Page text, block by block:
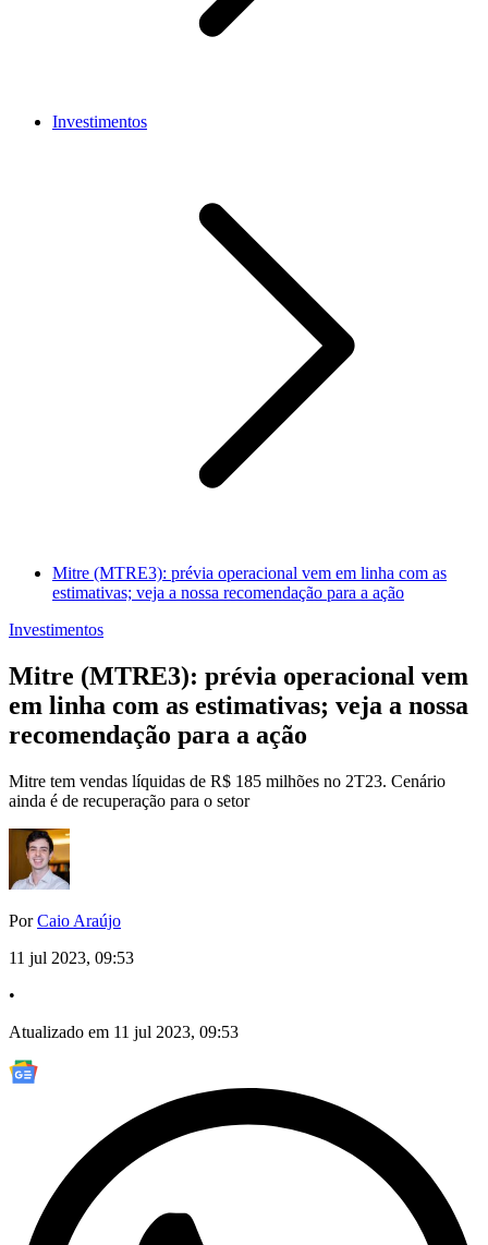
Investimentos
Mitre (MTRE3): prévia operacional vem em linha com as
estimativas; veja a nossa recomendação para a ação
Investimentos
Mitre (MTRE3): prévia operacional vem
em linha com as estimativas; veja a nossa
recomendação para a ação
Mitre tem vendas líquidas de R$ 185 milhões no 2T23. Cenário
ainda é de recuperação para o setor
PorCaio Araújo
11 jul 2023, 09:53
•
Atualizado em 11 jul 2023, 09:53